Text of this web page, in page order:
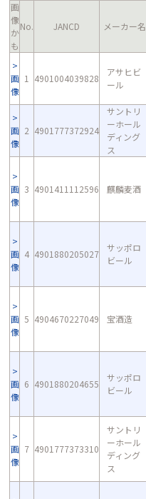
画
像
か
も
No. JANCD メーカー名
画
像
1 4901004039828
アサヒビ
ール
画
像
2 4901777372924
サントリ
ーホール
ディング
ス
画
像
3 4901411112596 麒麟麦酒
画
像
4 4901880205027
サッポロ
ビール
画
像
5 4904670227049 宝酒造
画
像
6 4901880204655
サッポロ
ビール
画
像
7 4901777373310
サントリ
ーホール
ディング
ス